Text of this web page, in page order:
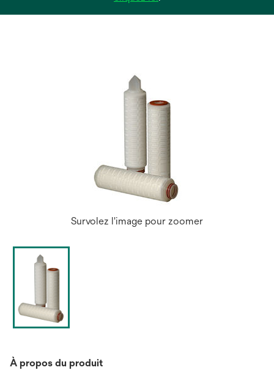
Survolez l'image pour zoomer
À propos du produit